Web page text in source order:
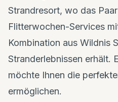
Strandresort, wo das
Flitterwochen-Services
Kombination aus Wildnis
Stranderlebnissen erhält.
möchte Ihnen die
ermöglichen.